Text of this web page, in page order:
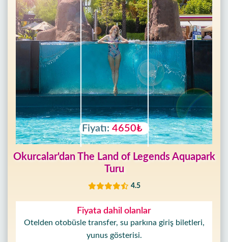
Fiyatı: 4650₺
Okurcalar'dan The Land of Legends Aquapark
Turu
4.5
Fiyata dahil olanlar
Otelden otobüsle transfer, su parkına giriş biletleri,
yunus gösterisi.